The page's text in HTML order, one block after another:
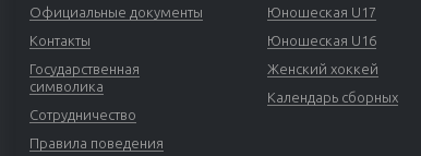
Официальные документы
Контакты
Государственная
символика
Сотрудничество
Правила поведения
Юношеская U17
Юношеская U16
Женский хоккей
Календарь сборных